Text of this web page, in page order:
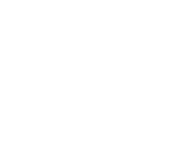
por la Universidad para